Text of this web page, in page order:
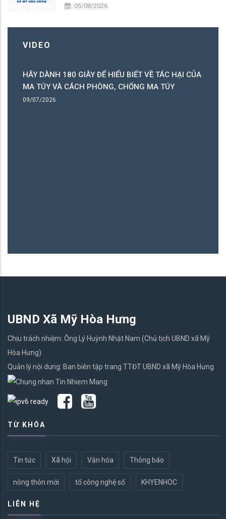
05/08/2026
VIDEO
HÃY DÀNH 180 GIÂY ĐỂ HIỂU BIẾT VỀ TÁC HẠI CỦA
MA TÚY VÀ CÁCH PHÒNG, CHỐNG MA TÚY
09/07/2026
UBND Xã Mỹ Hòa Hưng
Chịu trách nhiệm: Ông Lý Huỳnh Nhật Nam (Chủ tịch UBND xã Mỹ
Hòa Hưng)
Quản lý nội dung: Ban biên tập trang TTĐT UBND xã Mỹ Hòa Hưng
TỪ KHÓA
Tin tức Xã hội Văn hóa Thông báo
nông thôn mới tổ công nghệ số KHYENHOC
LIÊN HỆ